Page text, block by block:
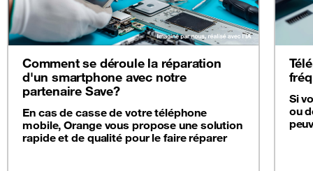
Comment se déroule la réparation
d'un smartphone avec notre
partenaire Save?
En cas de casse de votre téléphone
mobile, Orange vous propose une solution
rapide et de qualité pour le faire réparer
Si
ou